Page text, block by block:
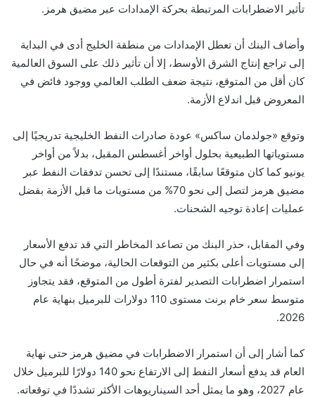
تأثير الاضطرابات المرتبطة بحركة الإمدادات عبر مضيق هرمز.
وأضاف البنك أن تعطل الإمدادات من منطقة الخليج أدى في البداية
إلى تراجع إنتاج الشرق الأوسط، إلا أن تأثير ذلك على السوق العالمية
كان أقل من المتوقع، نتيجة ضعف الطلب العالمي ووجود فائض في
المعروض قبل اندلاع الأزمة.
وتوقع «جولدمان ساكس» عودة صادرات النفط الخليجية تدريجيًا إلى
مستوياتها الطبيعية بحلول أواخر أغسطس المقبل، بدلاً من أواخر
يونيو كما كان متوقعًا سابقًا، مستندًا إلى تحسن تدفقات النفط عبر
مضيق هرمز لتصل إلى نحو 70% من مستويات ما قبل الأزمة بفضل
عمليات إعادة توجيه الشحنات.
وفي المقابل، حذر البنك من تصاعد المخاطر التي قد تدفع الأسعار
إلى مستويات أعلى بكثير من التوقعات الحالية، موضحًا أنه في حال
استمرار اضطرابات التصدير لفترة أطول من المتوقع، فقد يتجاوز
متوسط سعر خام برنت مستوى 110 دولارات للبرميل بنهاية عام
2026.
كما أشار إلى أن استمرار الاضطرابات في مضيق هرمز حتى نهاية
العام قد يدفع أسعار النفط إلى الارتفاع نحو 140 دولارًا للبرميل خلال
عام 2027، وهو ما يمثل أحد السيناريوهات الأكثر تشددًا في توقعاته.